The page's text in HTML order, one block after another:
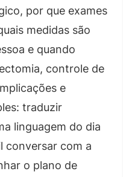
por que exames
medidas são
e quando
controle de
e
traduzir
linguagem do dia
conversar com a
o plano de